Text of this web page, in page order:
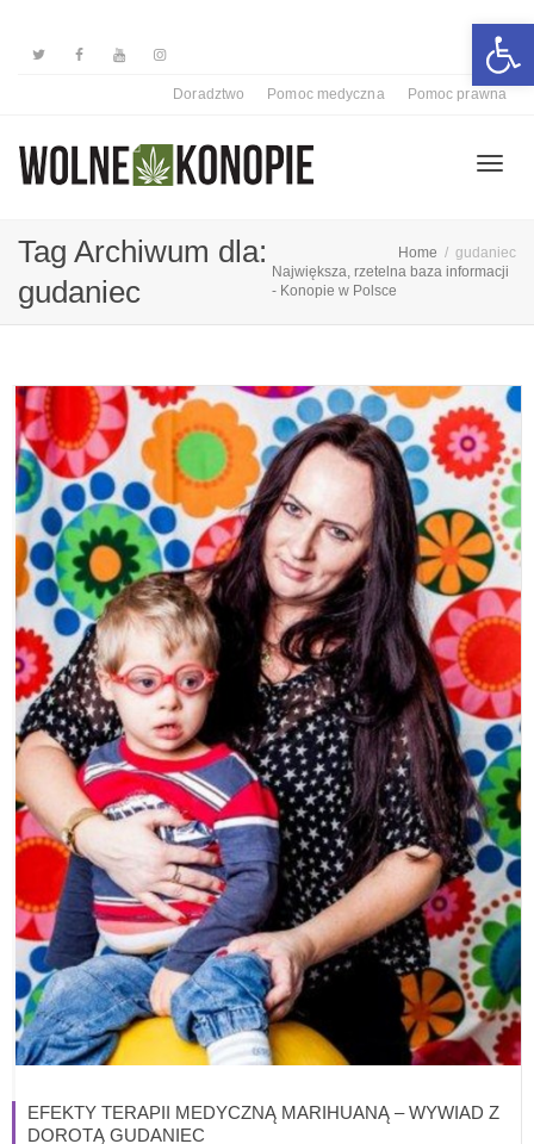
Doradztwo Pomoc medyczna Pomoc prawna
Tag Archiwum dla:
gudaniec
Home
gudaniec
Największa, rzetelna baza informacji
- Konopie w Polsce
EFEKTY TERAPII MEDYCZNĄ MARIHUANĄ – WYWIAD Z
DOROTĄ GUDANIEC